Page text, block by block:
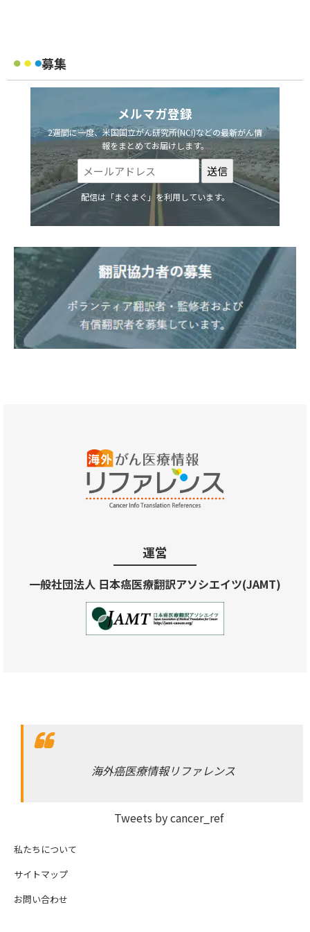
募集
メルマガ登録
2週間に一度、米国国立がん研究所(NCI)などの最新がん情
報をまとめてお届けします。
配信は「まぐまぐ」を利用しています。
運営
一般社団法人 日本癌医療翻訳アソシエイツ(JAMT)
海外癌医療情報リファレンス
Tweets by cancer_ref
私たちについて
サイトマップ
お問い合わせ